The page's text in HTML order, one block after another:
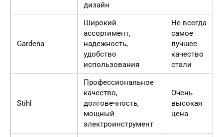
дизайн
Gardena
Широкий
ассортимент,
надежность,
удобство
использования
Не всегда
самое
лучшее
качество
стали
Stihl
Профессиональное
качество,
долговечность,
мощный
электроинструмент
Очень
высокая
цена